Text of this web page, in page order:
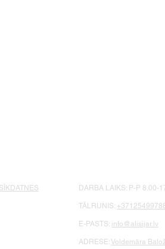
DARBA LAIKS: P-P 8.00-
TĀLRUNIS:
E-PASTS: info@alisijar.lv
ADRESE: Voldemāra